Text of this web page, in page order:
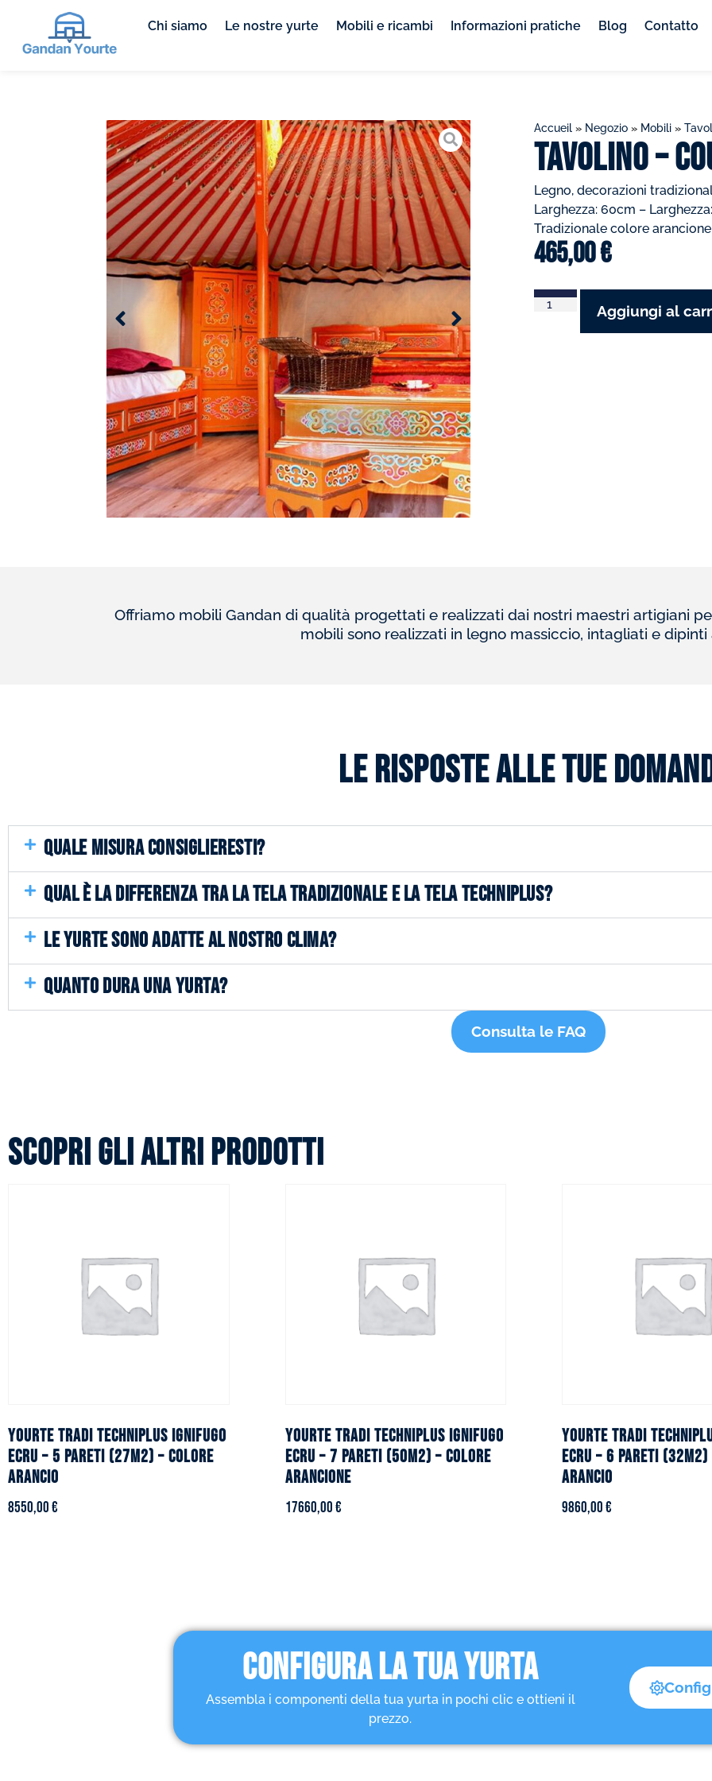
Chi siamo Le nostre yurte Mobili e ricambi Informazioni pratiche Blog Contatto
Accueil » Negozio » Mobili »
Tavolino –
Legno, decorazioni
Larghezza: 60cm –
Tradizionale colore
465,00€
Aggiungi al
Offriamo mobili Gandan di qualità progettati e realizzati dai nostri maestri artigiani
mobili sono realizzati in legno massiccio, intagliati e dipinti
Le risposte alle tue
QUALE MISURA CONSIGLIERESTI?
QUAL È LA DIFFERENZA TRA LA TELA TRADIZIONALE E LA TELA TECHNIPLUS?
LE YURTE SONO ADATTE AL NOSTRO CLIMA?
QUANTO DURA UNA YURTA?
Consulta le FAQ
Scopri gli altri prodotti
YOURTE TRADI TECHNIPLUS ignifugo
ecru – 5 pareti (27m2) – Colore
arancio
8550,00€
YOURTE TRADI TECHNIPLUS ignifugo
ecru – 7 pareti (50m2) – Colore
arancione
17660,00€
YOURTE TRADI
ecru – 6 pareti
arancio
9860,00€
CONFIGURA LA TUA YURTA
Assembla i componenti della tua yurta in pochi clic e ottieni il
prezzo.